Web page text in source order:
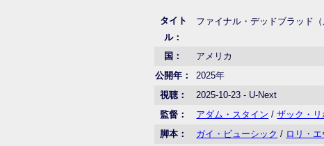
タイト
ル：
ファイナル・デッドブラッド
国：
アメリカ
公開年：
2025年
視聴：
2025-10-23 - U-Next
監督：
アダム・スタイン /ザック・
脚本：
ガイ・ビューシック / ロリ・